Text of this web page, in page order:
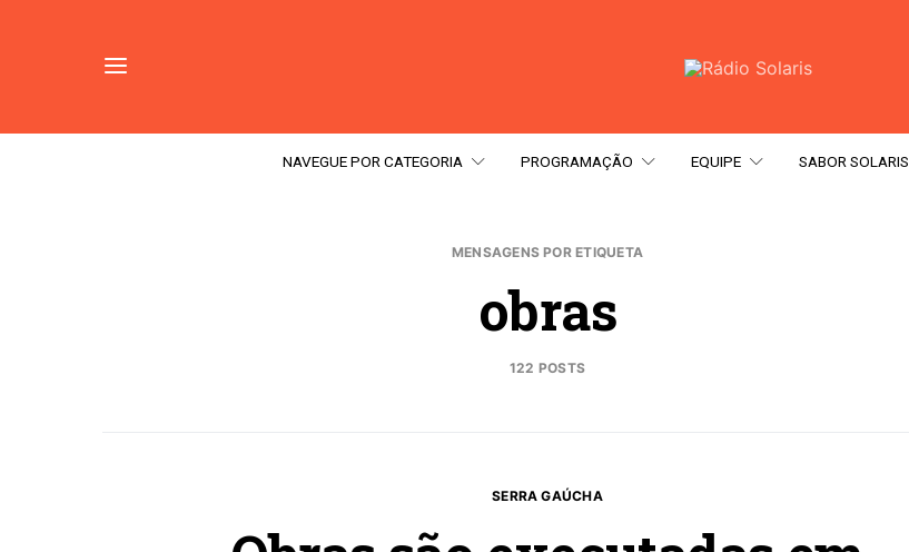
NAVEGUE POR CATEGORIA PROGRAMAÇÃO EQUIPE SABOR SOLARIS
MENSAGENS POR ETIQUETA
obras
122 POSTS
SERRA GAÚCHA